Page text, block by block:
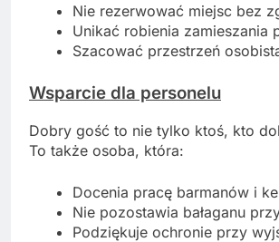
Nie rezerwować miejsc bez
Unikać robienia zamieszania
Szacować przestrzeń
Wsparcie dla personelu
Dobry gość to nie tylko ktoś, kto
To także osoba, która:
Docenia pracę barmanów i
Nie pozostawia bałaganu
Podziękuje ochronie przy